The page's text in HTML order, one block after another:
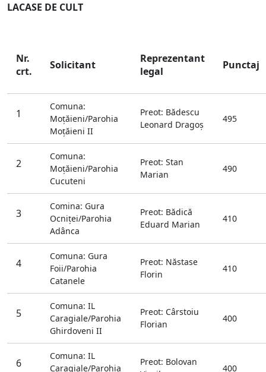
LACASE DE CULT
Nr.
crt.
Solicitant
Reprezentant
legal
Punctaj
1
Comuna:
Moţăieni/Parohia
Moţăieni II
Preot: Bădescu
Leonard Dragoş
495
2
Comuna:
Moţăieni/Parohia
Cucuteni
Preot: Stan
Marian
490
3
Comina: Gura
Ocniţei/Parohia
Adânca
Preot: Bădică
Eduard Marian
410
4
Comuna: Gura
Foii/Parohia
Catanele
Preot: Năstase
Florin
410
5
Comuna: IL
Caragiale/Parohia
Ghirdoveni II
Preot: Cârstoiu
Florian
400
6
Comuna: IL
Caragiale/Parohia
Preot: Bolovan
400